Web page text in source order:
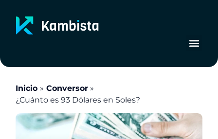
contenido
Inicio
Conversor
¿Cuánto es 93 Dólares en Soles?